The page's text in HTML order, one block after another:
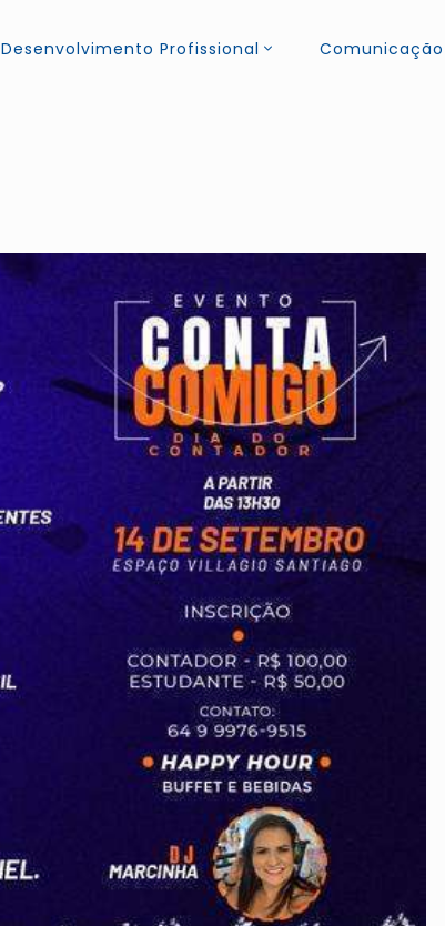
Desenvolvimento Profissional Comunicação